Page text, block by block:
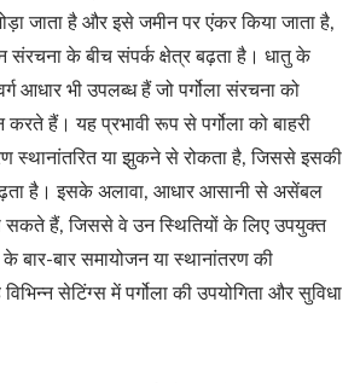
जाता है और इसे जमीन पर एंकर किया जाता है,
के बीच संपर्क क्षेत्र बढ़ता है। धातु के
आधार भी उपलब्ध हैं जो पर्गोला संरचना को
करते हैं। यह प्रभावी रूप से पर्गोला को बाहरी
स्थानांतरित या झुकने से रोकता है, जिससे इसकी
है। इसके अलावा, आधार आसानी से असेंबल
सकते हैं, जिससे वे उन स्थितियों के लिए उपयुक्त
के बार-बार समायोजन या स्थानांतरण की
सेटिंग्स में पर्गोला की उपयोगिता और सुविधा